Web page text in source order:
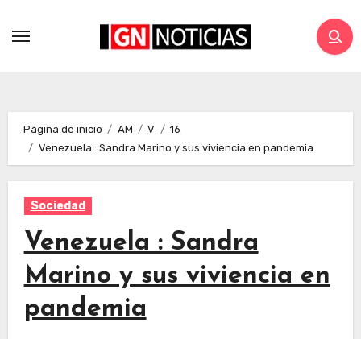
Página de inicio AM V
16
Venezuela : Sandra Marino y sus viviencia en pandemia
Sociedad
Venezuela : Sandra
Marino y sus viviencia en
pandemia